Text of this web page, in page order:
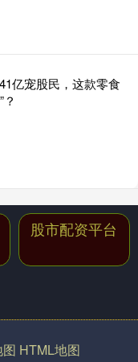
亿宠股民，这款零食
股市配资平台
HTML地图